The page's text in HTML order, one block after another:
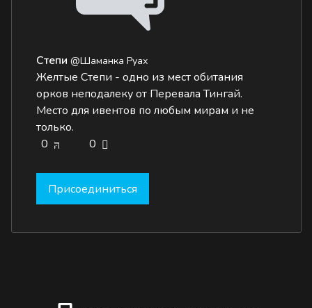
Степи @Шаманка Руах
Желтые Степи - одно из мест обитания
орков неподалеку от Перевала Тингай.
Место для ивентов по любым мирам и не
только.
0
0
Присоединиться